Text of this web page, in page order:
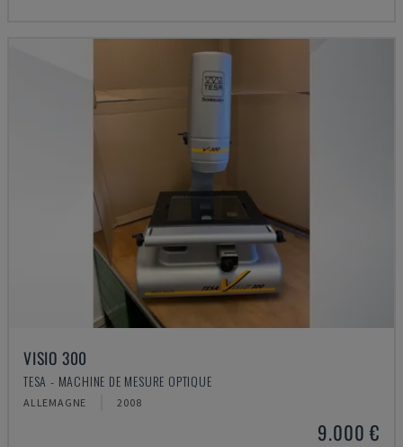
VISIO 300
TESA - MACHINE DE MESURE OPTIQUE
ALLEMAGNE 2008
9.000 €